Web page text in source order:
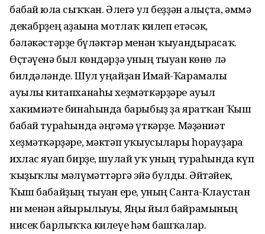
бабай юлға сыҡҡан. Әлегә ул беҙҙән алыҫта, әммә
декабрҙең аҙағына мотлаҡ килеп етәсәк,
бәләкәстәрҙе бүләктәр менән ҡыуандырасаҡ.
Өҫтәүенә был көндәрҙә уның тыуған көнө лә
билдәләнде. Шул уңайҙан Имай-Ҡарамалы
ауылы китапханаһы хеҙмәткәрҙәре ауыл
хакимиәте бинаһында барыбыҙ ҙа яратҡан Ҡыш
бабай тураһында әңгәмә үткәрҙе. Мәҙәниәт
хеҙмәткәрҙәре, мәктәп уҡыусылары һорауҙарға
ихлас яуап бирҙе, шулай уҡ уның тураһында күп
ҡыҙыҡлы мәғлүмәттәргә эйә булды. Әйтәйек,
Ҡыш бабайҙың тыуған ере, уның Санта-Клаустан
ни менән айырылыуы, Яңы йыл байрамының
нисек барлыҡҡа килеүе һәм башҡалар.